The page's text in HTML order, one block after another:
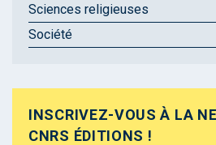
Sciences religieuses
Société
INSCRIVEZ-VOUS À LA
CNRS ÉDITIONS !